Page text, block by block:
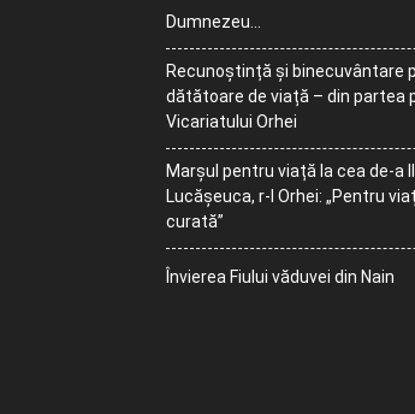
Dumnezeu…
Recunoștință și binecuvântare
dătătoare de viață – din partea
Vicariatului Orhei
Marșul pentru viață la cea de-a
Lucășeuca, r-l Orhei: „Pentru
curată”
Învierea Fiului văduvei din Nain